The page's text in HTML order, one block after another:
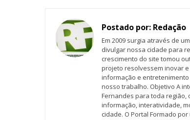
Postado por: Redação
Em 2009 surgia através de
divulgar nossa cidade para
crescimento do site tomou
projeto resolvessem inovar
informação e
nosso trabalho. Objetivo A
Fernandes para toda região,
informação, interatividade,
cidade. O Portal Formado